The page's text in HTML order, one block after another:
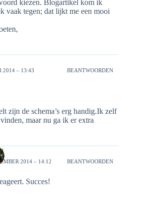
kiezen. Blogartikel kom ik
vaak tegen; dat lijkt me een mooi
2014 – 13:43 BEANTWOORDEN
zijn de schema’s erg handig.Ik zelf
maar nu ga ik er extra
2014 – 14:12 BEANTWOORDEN
Succes!